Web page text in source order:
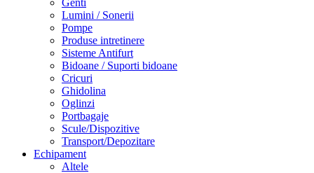
Genti
Lumini / Sonerii
Pompe
Produse intretinere
Sisteme Antifurt
Bidoane / Suporti bidoane
Cricuri
Ghidolina
Oglinzi
Portbagaje
Scule/Dispozitive
Transport/Depozitare
Echipament
Altele